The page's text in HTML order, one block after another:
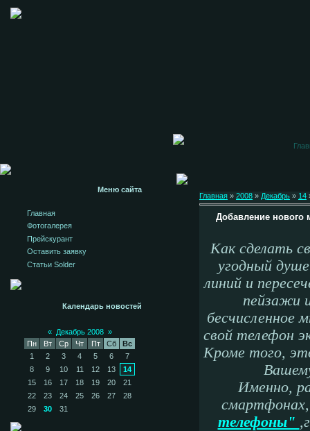
Меню сайта
Главная
Фотогалерея
Прейскурант
Оставить заявку
Статьи Solder
Календарь новостей
« Декабрь 2008 »
Пн
Вт Ср Чт Пт Сб
Вс
1
2 3 4 5 6
7
8
9 10 11 12 13
14
15
16 17 18 19 20
21
22
23 24 25 26 27
28
29
30 31
Главная » 2008 » Декабрь » 14
Добавление нового
Как сделать
угодный
линий и
пейзажи
бесчисленное
свой телефон
Кроме того,
Именно,
телефоны"